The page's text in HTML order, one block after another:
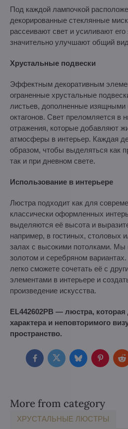
Под каждой лампочкой
декорированные стеклянные
рассеивают свет и усиливают
значительно улучшают общий
Хрустальные подвески
Эффектным декоративным
ограненные хрустальные
листьев, дополненные изящными
октагонов. Свет преломляется в
отражения, которые добавляют
атмосферы в интерьер. Каждая
образом, чтобы выделяться как
так и при дневном свете.
Использование в интерьере
Люстра подходит как для
классически оформленных
выделяются её высота и
например, в гостиных, столовых
залах с высокими потолками. Мы
золотом и серебряном
легко сможете сочетать её с
элементами в интерьере и
произведение искусства.
EL442602PB — люстра, которая
характера и неповторимого
пространство.
FacebookTwitterBlueskyPinterest
More from category
ХРУСТАЛЬНЫЕ ЛЮСТРЫ